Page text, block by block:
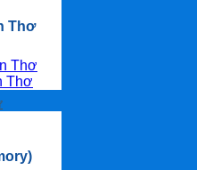
Thơ
Thơ
Thơ